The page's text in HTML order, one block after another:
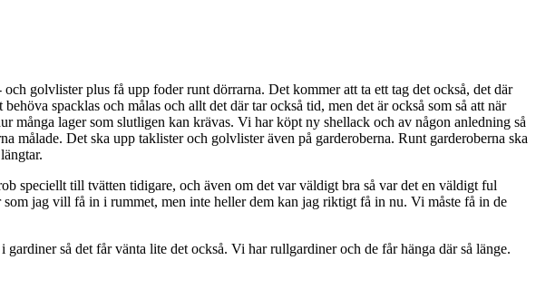
golvlister plus få upp foder runt dörrarna. Det kommer att ta ett tag det också, det där
spacklas och målas och allt det där tar också tid, men det är också som så att när
många lager som slutligen kan krävas. Vi har köpt ny shellack och av någon anledning så
målade. Det ska upp taklister och golvlister även på garderoberna. Runt garderoberna ska
speciellt till tvätten tidigare, och även om det var väldigt bra så var det en väldigt ful
jag vill få in i rummet, men inte heller dem kan jag riktigt få in nu. Vi måste få in de
så det får vänta lite det också. Vi har rullgardiner och de får hänga där så länge.